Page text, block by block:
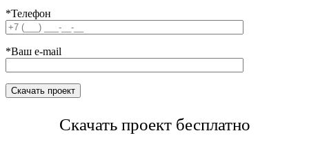
*Телефон
*Ваш e-mail
Скачать проект бесплатно